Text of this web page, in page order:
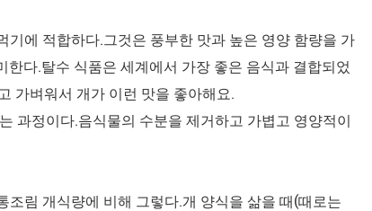
에 적합하다.그것은 풍부한 맛과 높은 영양 함량을 가
다.탈수 식품은 세계에서 가장 좋은 음식과 결합되었
가벼워서 개가 이런 맛을 좋아해요.
과정이다.음식물의 수분을 제거하고 가볍고 영양적이
림 개식량에 비해 그렇다.개 양식을 삶을 때(때로는